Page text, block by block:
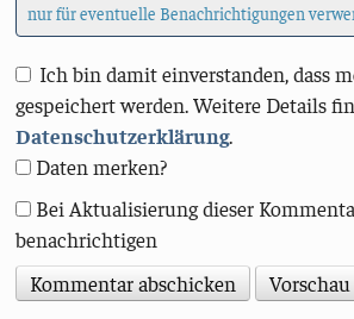
nur für eventuelle Benachrichtigungen
Ich bin damit einverstanden, dass
gespeichert werden. Weitere Details
Datenschutzerklärung.
Daten merken?
Bei Aktualisierung dieser
benachrichtigen